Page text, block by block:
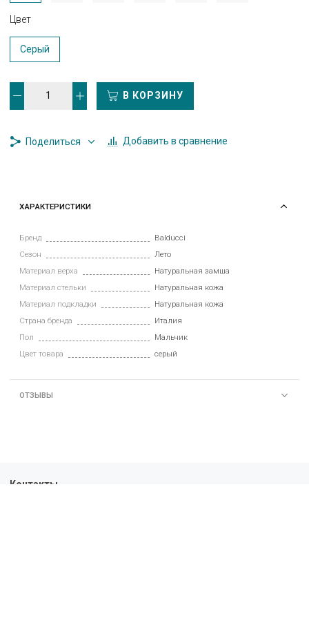
Цвет
Серый
В КОРЗИНУ
Поделиться Добавить в сравнение
ХАРАКТЕРИСТИКИ
Бренд
Balducci
Сезон
Лето
Материал верха
Натуральная замша
Материал стельки
Натуральная кожа
Материал подкладки
Натуральная кожа
Страна бренда
Италия
Пол
Мальчик
Цвет товара
серый
ОТЗЫВЫ
Контакты